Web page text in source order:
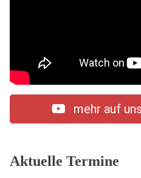
mehr auf
Aktuelle Termine